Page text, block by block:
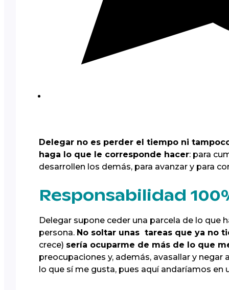
Delegar no es perder el tiempo ni
haga lo que le corresponde hacer: para
desarrollen los demás, para avanzar y para
Responsabilidad
Delegar supone ceder una parcela de lo
persona. No soltar unas tareas que ya no
crece) sería ocuparme de más de lo que
preocupaciones y, además, avasallar y
lo que sí me gusta, pues aquí andaríamos